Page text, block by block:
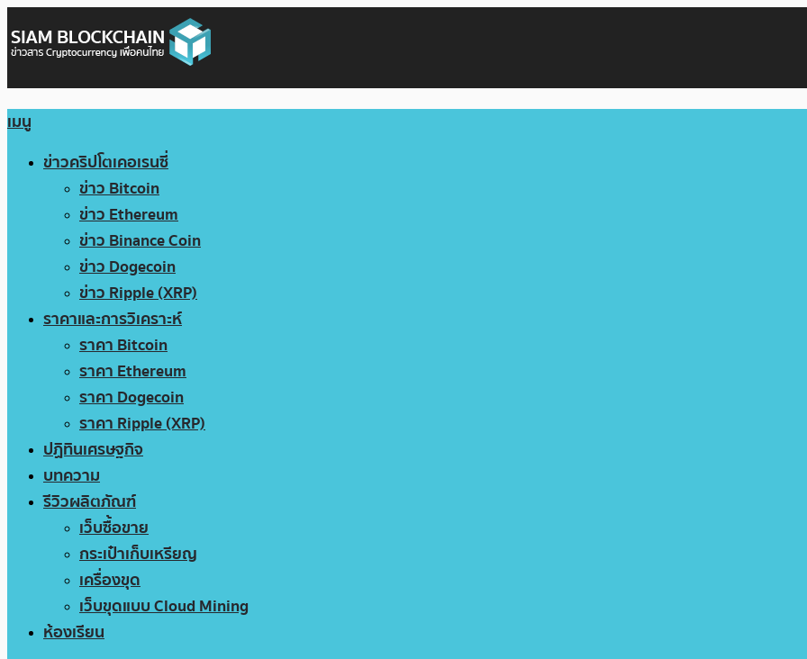
เมนู
ข่าวคริปโตเคอเรนซี่
ข่าว Bitcoin
ข่าว Ethereum
ข่าว Binance Coin
ข่าว Dogecoin
ข่าว Ripple (XRP)
ราคาและการวิเคราะห์
ราคา Bitcoin
ราคา Ethereum
ราคา Dogecoin
ราคา Ripple (XRP)
ปฏิทินเศรษฐกิจ
บทความ
รีวิวผลิตภัณฑ์
เว็บซื้อขาย
กระเป๋าเก็บเหรียญ
เครื่องขุด
เว็บขุดแบบ Cloud Mining
ห้องเรียน